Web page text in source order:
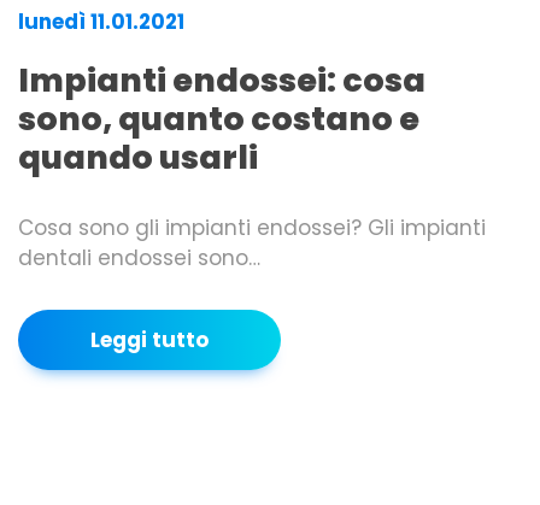
lunedì 11.01.2021
Impianti endossei: cosa
sono, quanto costano e
quando usarli
Cosa sono gli impianti endossei? Gli impianti
dentali endossei sono…
Leggi tutto